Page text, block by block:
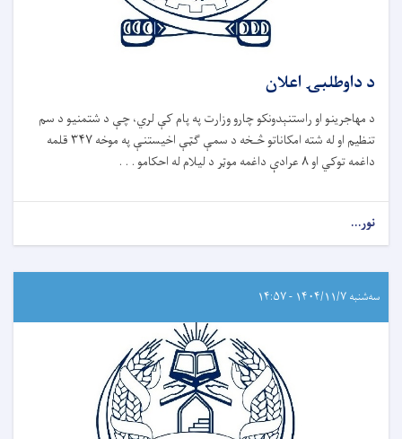
د داوطلبۍ اعلان
د مهاجرینو او راستنېدونکو چارو وزارت په پام کې لري، چې د شتمنیو د سم
تنظیم او له شته امکاناتو څـخه د سمې ګټې اخیستنې په موخه ۳۴۷ قلمه
داغمه توکي او ۸ عرادې داغمه موټر د لیلام له احکامو . . .
نور...
سه‌شنبه ۱۴۰۴/۱۱/۷ - ۱۴:۵۷